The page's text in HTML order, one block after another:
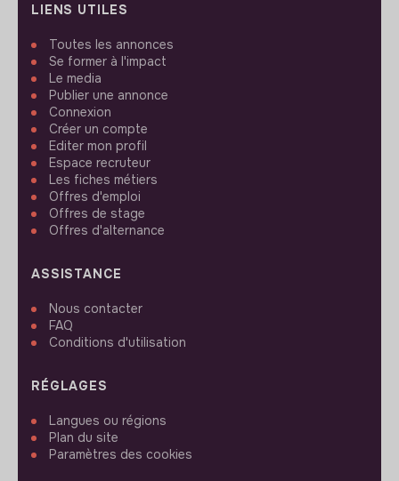
LIENS UTILES
Toutes les annonces
Se former à l'impact
Le media
Publier une annonce
Connexion
Créer un compte
Editer mon profil
Espace recruteur
Les fiches métiers
Offres d'emploi
Offres de stage
Offres d'alternance
ASSISTANCE
Nous contacter
FAQ
Conditions d'utilisation
RÉGLAGES
Langues ou régions
Plan du site
Paramètres des cookies